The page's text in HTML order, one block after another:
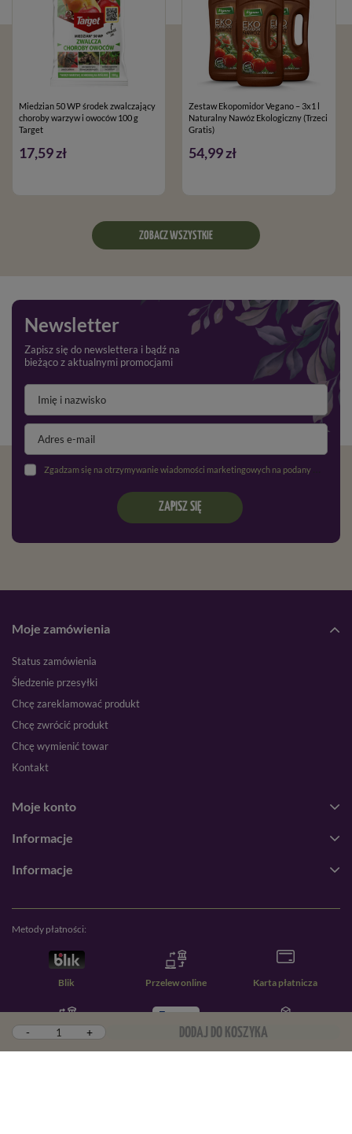
- + DODAJ DO KOSZYKA
Miedzian 50 WP środek zwalczający
choroby warzyw i owoców 100 g
Target
17,59 zł
Zestaw Ekopomidor Vegano – 3x1 l
Naturalny Nawóz Ekologiczny (Trzeci
Gratis)
54,99 zł
ZOBACZ WSZYSTKIE
Newsletter
Zapisz się do newslettera i bądź na
bieżąco z aktualnymi promocjami
Zgadzam się na otrzymywanie wiadomości marketingowych na podany adres e-mail oraz przetwarzanie danych osobowych zgodnie z
ZAPISZ SIĘ
Moje zamówienia
Status zamówienia
Śledzenie przesyłki
Chcę zareklamować produkt
Chcę zwrócić produkt
Chcę wymienić towar
Kontakt
Moje konto
Informacje
Informacje
Metody płatności:
Blik Przelew online Karta płatnicza
Przelew zwykły PayPal Pobranie